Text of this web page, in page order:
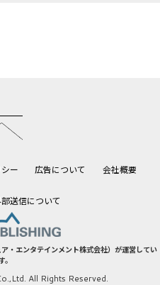
ー 広告について 会社概要
送信について
・エンタテインメント株式会社）が運営してい
。
All Rights Reserved.